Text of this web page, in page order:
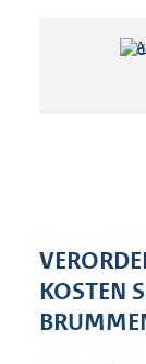
KOSTEN